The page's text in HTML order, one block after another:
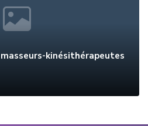
kinésithérapeutes